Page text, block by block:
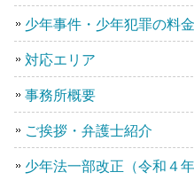
少年事件・少年犯罪の料
対応エリア
事務所概要
ご挨拶・弁護士紹介
少年法一部改正（令和４年